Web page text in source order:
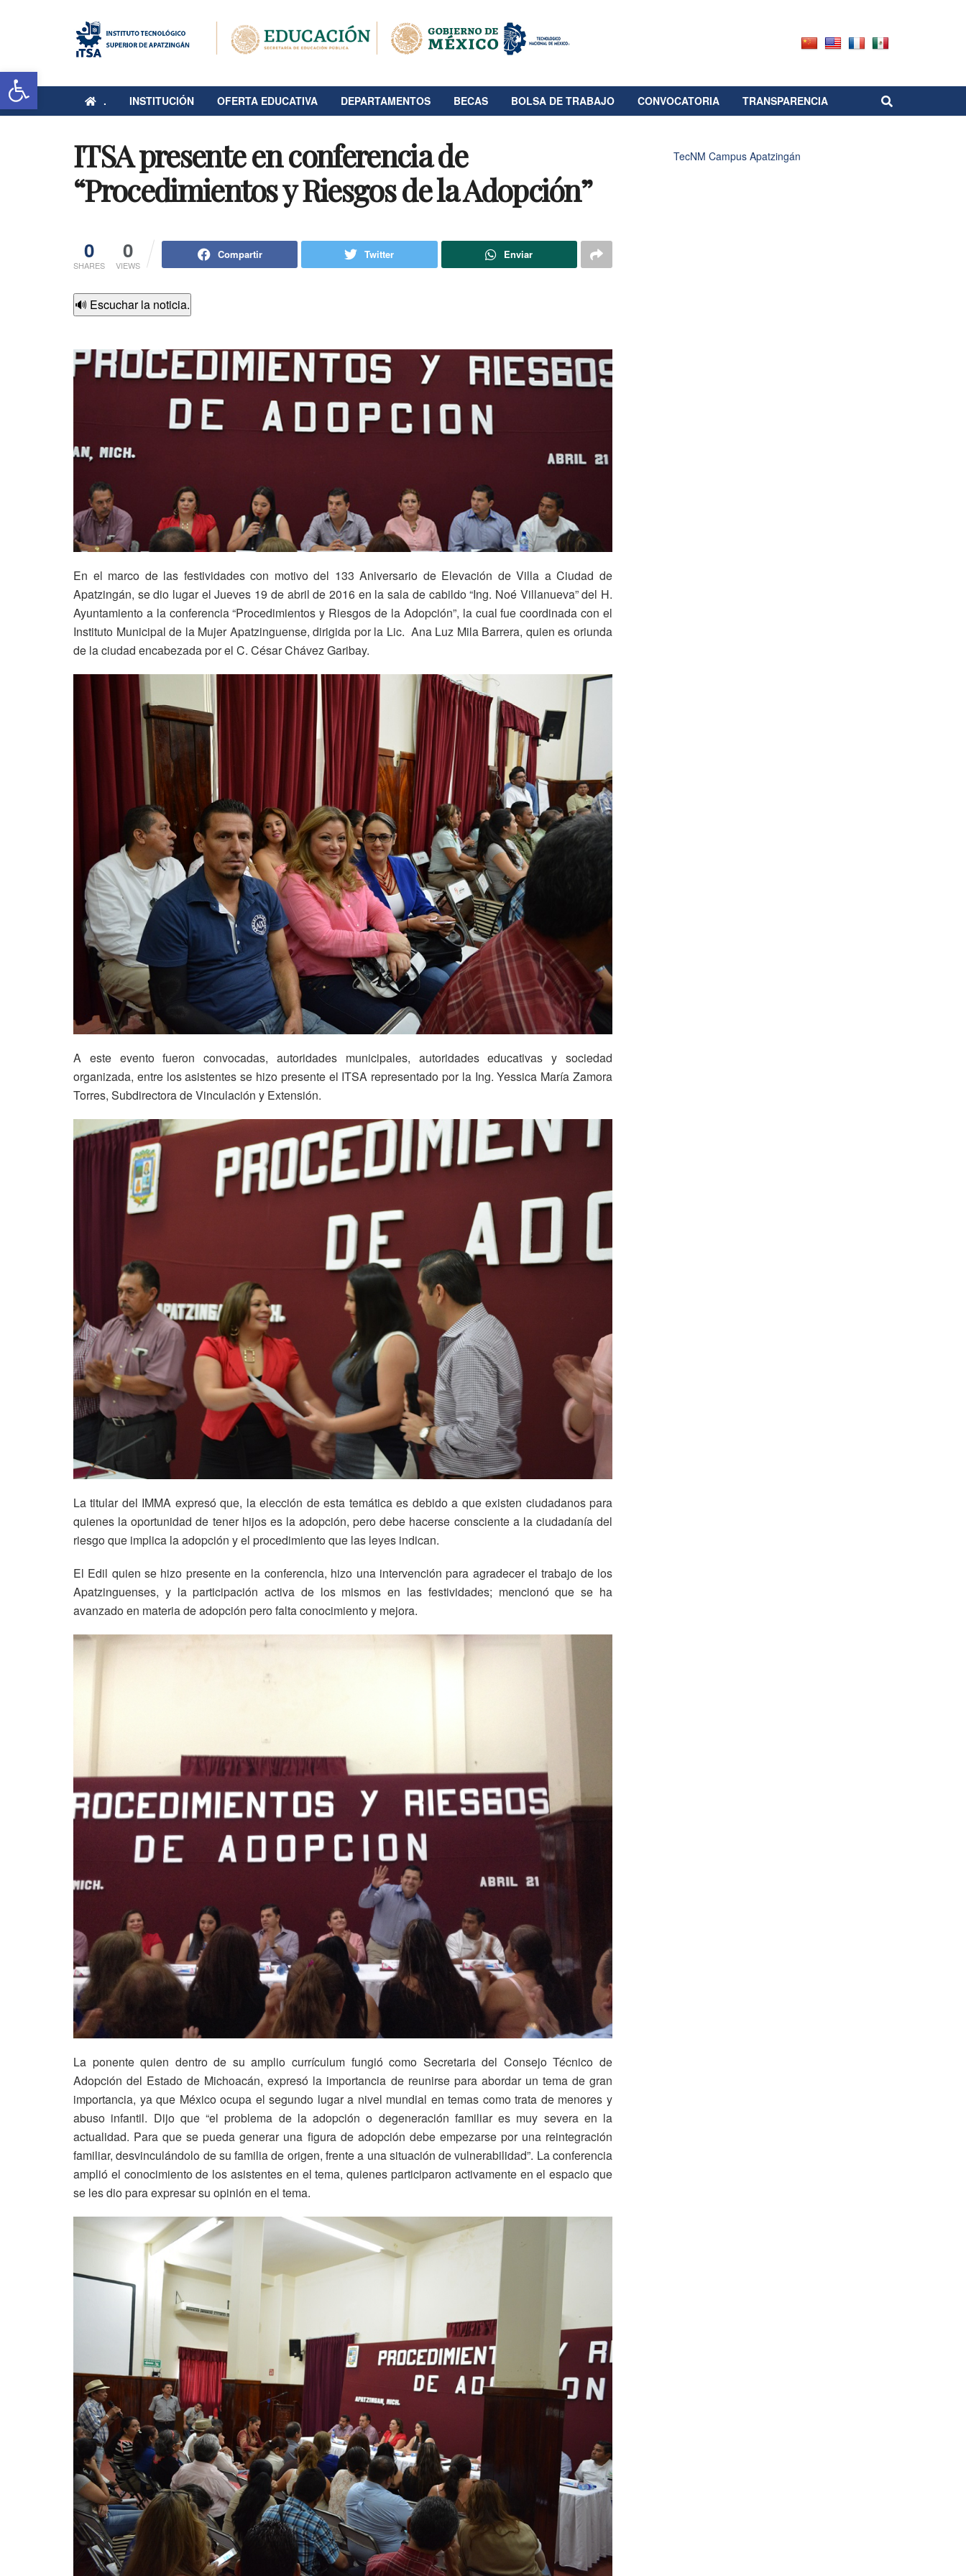
. INSTITUCIÓN OFERTA EDUCATIVA DEPARTAMENTOS BECAS BOLSA DE TRABAJO CONVOCATORIA TRANSPARENCIA
ITSA presente en conferencia de
“Procedimientos y Riesgos de la Adopción”
0
SHARES
0
VIEWS
Compartir Twitter Enviar
🔊 Escuchar la noticia.
En el marco de las festividades con motivo del 133 Aniversario de Elevación de Villa a Ciudad de
Apatzingán, se dio lugar el Jueves 19 de abril de 2016 en la sala de cabildo “Ing. Noé Villanueva” del H.
Ayuntamiento a la conferencia “Procedimientos y Riesgos de la Adopción”, la cual fue coordinada con el
Instituto Municipal de la Mujer Apatzinguense, dirigida por la Lic. Ana Luz Mila Barrera, quien es oriunda
de la ciudad encabezada por el C. César Chávez Garibay.
A este evento fueron convocadas, autoridades municipales, autoridades educativas y sociedad
organizada, entre los asistentes se hizo presente el ITSA representado por la Ing. Yessica María Zamora
Torres, Subdirectora de Vinculación y Extensión.
La titular del IMMA expresó que, la elección de esta temática es debido a que existen ciudadanos para
quienes la oportunidad de tener hijos es la adopción, pero debe hacerse consciente a la ciudadanía del
riesgo que implica la adopción y el procedimiento que las leyes indican.
El Edil quien se hizo presente en la conferencia, hizo una intervención para agradecer el trabajo de los
Apatzinguenses, y la participación activa de los mismos en las festividades; mencionó que se ha
avanzado en materia de adopción pero falta conocimiento y mejora.
La ponente quien dentro de su amplio currículum fungió como Secretaria del Consejo Técnico de
Adopción del Estado de Michoacán, expresó la importancia de reunirse para abordar un tema de gran
importancia, ya que México ocupa el segundo lugar a nivel mundial en temas como trata de menores y
abuso infantil. Dijo que “el problema de la adopción o degeneración familiar es muy severa en la
actualidad. Para que se pueda generar una figura de adopción debe empezarse por una reintegración
familiar, desvinculándolo de su familia de origen, frente a una situación de vulnerabilidad”. La conferencia
amplió el conocimiento de los asistentes en el tema, quienes participaron activamente en el espacio que
se les dio para expresar su opinión en el tema.
TecNM Campus Apatzingán
Abrir barra de herramientas